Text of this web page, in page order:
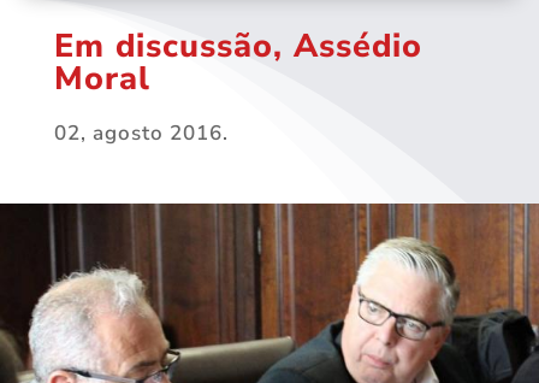
Em discussão, Assédio
Moral
02, agosto 2016.